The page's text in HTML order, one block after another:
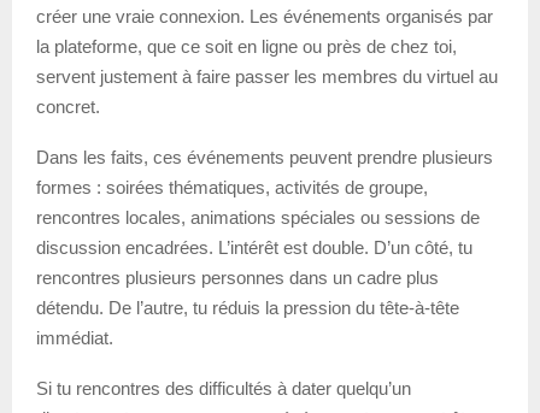
créer une vraie connexion. Les événements organisés par
la plateforme, que ce soit en ligne ou près de chez toi,
servent justement à faire passer les membres du virtuel au
concret.
Dans les faits, ces événements peuvent prendre plusieurs
formes : soirées thématiques, activités de groupe,
rencontres locales, animations spéciales ou sessions de
discussion encadrées. L’intérêt est double. D’un côté, tu
rencontres plusieurs personnes dans un cadre plus
détendu. De l’autre, tu réduis la pression du tête-à-tête
immédiat.
Si tu rencontres des difficultés à dater quelqu’un